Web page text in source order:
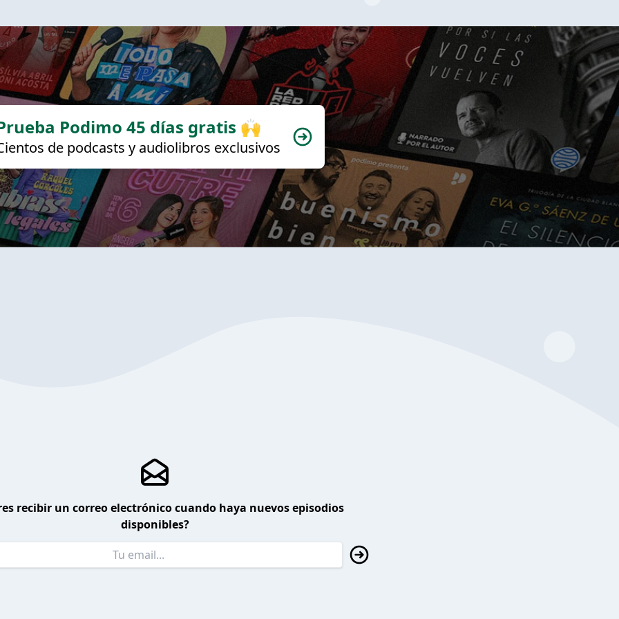
Podimo 45 días gratis 🙌
de podcasts y audiolibros exclusivos
recibir un correo electrónico cuando haya nuevos episodios
disponibles?